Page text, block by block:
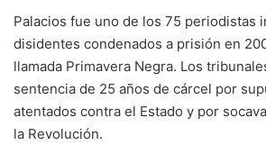
Palacios fue uno de los 75 periodistas
disidentes condenados a prisión en
llamada Primavera Negra. Los
sentencia de 25 años de cárcel por
atentados contra el Estado y por
la Revolución.